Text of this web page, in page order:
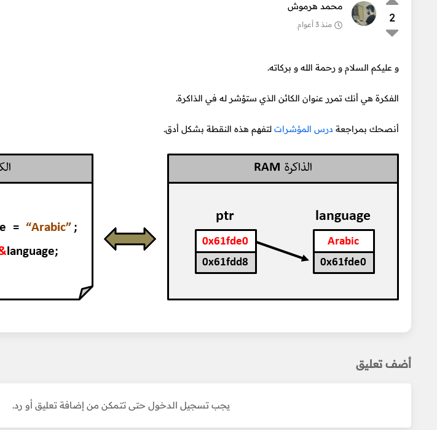
2
محمد هرموش
منذ 3 أعوام
و عليكم السلام و رحمة الله و بركاته.
الفكرة هي أنك تمرر عنوان الكائن الذي ستؤشر له في الذاكرة.
أنصحك بمراجعة درس المؤشرات لتفهم هذه النقطة بشكل أدق.
أضف تعليق
يجب تسجيل الدخول حتى تتمكن من إضافة تعليق أو رد.